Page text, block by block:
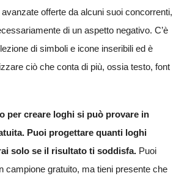
offerte da alcuni suoi concorrenti,
di un aspetto negativo. C’è
di simboli e icone inseribili ed è
ciò che conta di più, ossia testo, font
per creare loghi si può provare in
Puoi progettare quanti loghi
solo se il risultato ti soddisfa. Puoi
campione gratuito, ma tieni presente che